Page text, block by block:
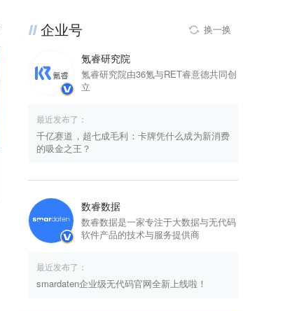
企业号 换一换
氪睿研究院
氪睿研究院由36氪与RET睿意德共同创
立
最近发布了：
千亿赛道，超七成毛利：卡牌凭什么成为新消费
的吸金之王？
数睿数据
数睿数据是一家专注于大数据与无代码
软件产品的技术与服务提供商
最近发布了：
smardaten企业级无代码官网全新上线啦！